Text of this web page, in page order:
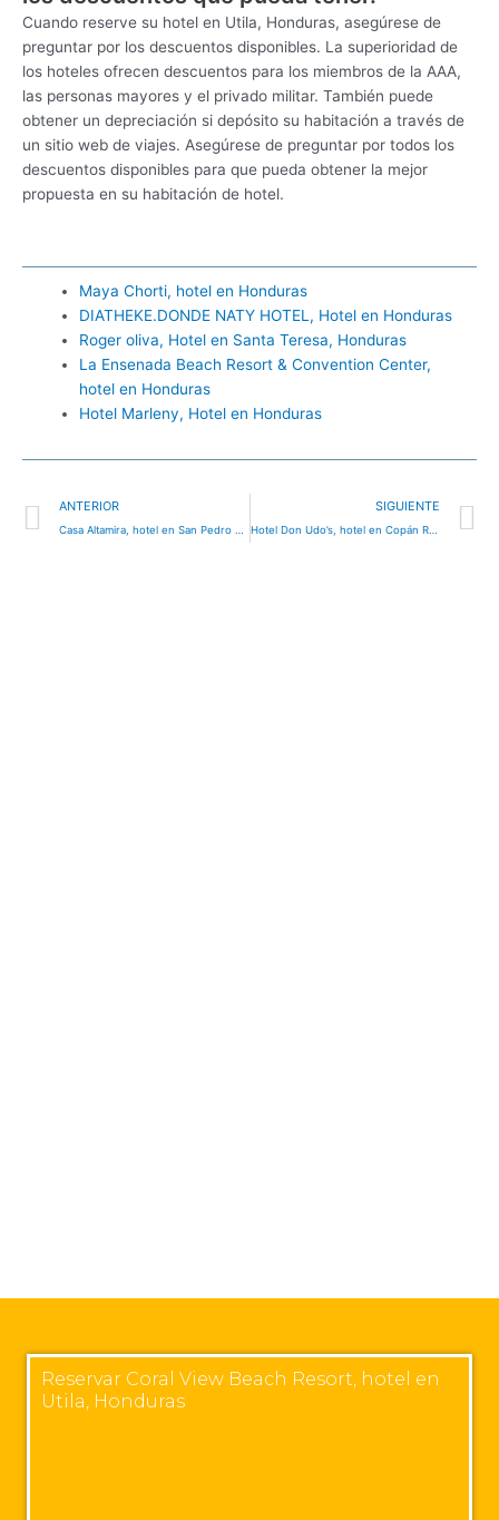
Cuando reserve su hotel en Utila, Honduras, asegúrese de
preguntar por los descuentos disponibles. La superioridad de
los hoteles ofrecen descuentos para los miembros de la AAA,
las personas mayores y el privado militar. También puede
obtener un depreciación si depósito su habitación a través de
un sitio web de viajes. Asegúrese de preguntar por todos los
descuentos disponibles para que pueda obtener la mejor
propuesta en su habitación de hotel.
Maya Chorti, hotel en Honduras
DIATHEKE.DONDE NATY HOTEL, Hotel en Honduras
Roger oliva, Hotel en Santa Teresa, Honduras
La Ensenada Beach Resort & Convention Center,
hotel en Honduras
Hotel Marleny, Hotel en Honduras
Ant
ANTERIOR
Casa Altamira, hotel en San Pedro Sula, Honduras
SIGUIENTE
Hotel Don Udo’s, hotel en Copán Ruinas, Honduras
Reservar Coral View Beach Resort, hotel en
Utila, Honduras